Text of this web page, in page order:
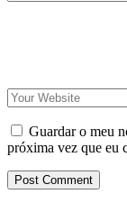
Guardar o meu
próxima vez que eu
Post Comment